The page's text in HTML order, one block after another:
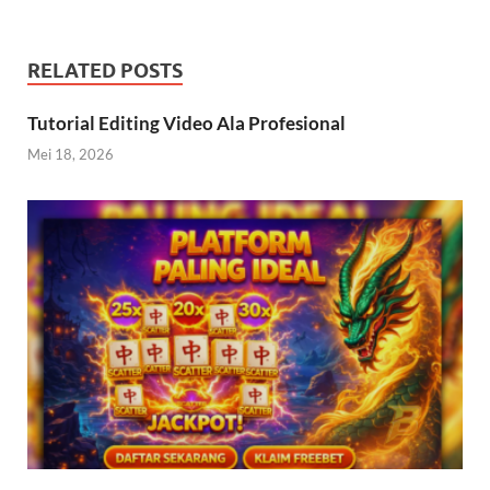
RELATED POSTS
Tutorial Editing Video Ala Profesional
Mei 18, 2026